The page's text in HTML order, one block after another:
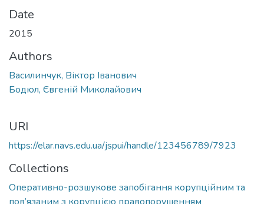
Date
2015
Authors
Василинчук, Віктор Іванович
Бодюл, Євгеній Миколайович
URI
https://elar.navs.edu.ua/jspui/handle/123456789/7923
Collections
Оперативно-розшукове запобігання корупційним та